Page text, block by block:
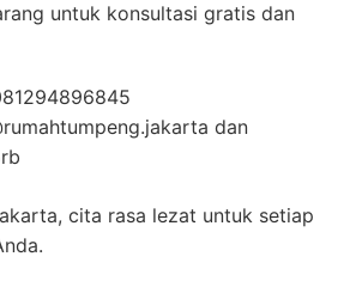
untuk konsultasi gratis dan
dan
cita rasa lezat untuk setiap